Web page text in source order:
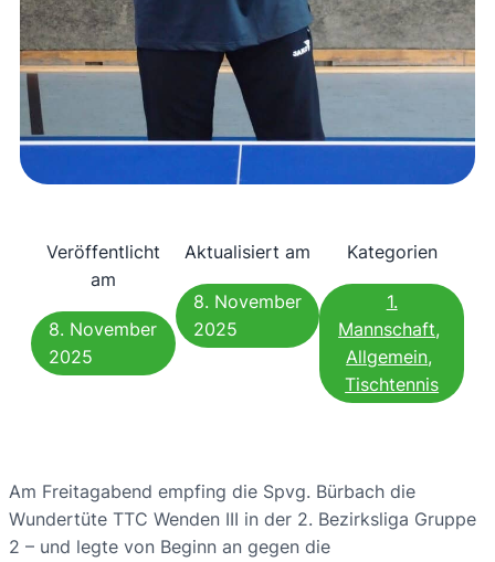
Veröffentlicht
am
8. November
2025
Aktualisiert am
8. November
2025
Kategorien
1.
Mannschaft
Allgemein
Tischtennis
Am Freitagabend empfing die Spvg. Bürbach die
Wundertüte TTC Wenden III in der 2. Bezirksliga Gruppe
2 – und legte von Beginn an gegen die